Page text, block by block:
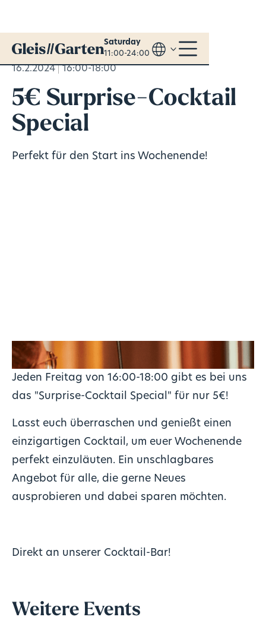
Saturday
11:00-24:00
16.2.2024 16:00-18:00
5€ Surprise-Cocktail
Special
Perfekt für den Start ins Wochenende!
Jeden Freitag von 16:00-18:00 gibt es bei uns
das "Surprise-Cocktail Special" für nur 5€!
Lasst euch überraschen und genießt einen
einzigartigen Cocktail, um euer Wochenende
perfekt einzuläuten. Ein unschlagbares
Angebot für alle, die gerne Neues
ausprobieren und dabei sparen möchten.
Direkt an unserer Cocktail-Bar!
Weitere Events